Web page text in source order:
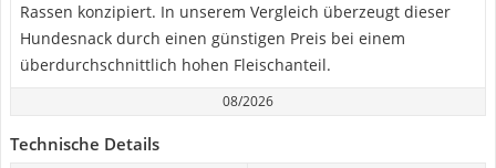
Rassen konzipiert. In unserem Vergleich überzeugt dieser
Hundesnack durch einen günstigen Preis bei einem
überdurchschnittlich hohen Fleischanteil.
08/2026
Technische Details